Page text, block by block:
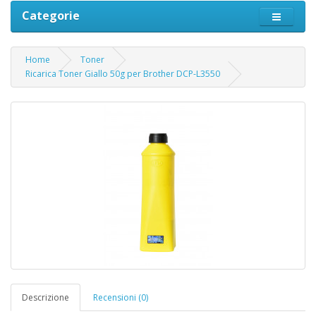
Categorie
Home
Toner
Ricarica Toner Giallo 50g per Brother DCP-L3550
Descrizione Recensioni (0)